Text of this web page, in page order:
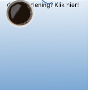
dienstverlening? Klik hier!